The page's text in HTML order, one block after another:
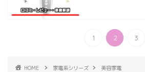
1 2 3
HOME 家電系シリーズ 美容家電